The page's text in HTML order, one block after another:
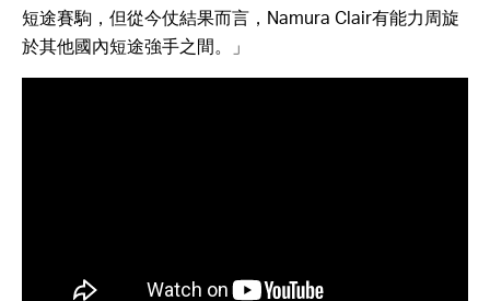
短途賽駒，但從今仗結果而言，Namura Clair有能力周旋
於其他國內短途強手之間。」